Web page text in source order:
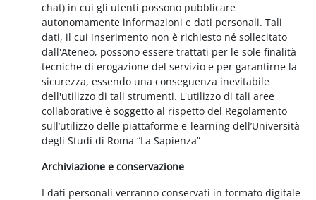
chat) in cui gli utenti possono pubblicare
autonomamente informazioni e dati personali. Tali
dati, il cui inserimento non è richiesto né sollecitato
dall'Ateneo, possono essere trattati per le sole finalità
tecniche di erogazione del servizio e per garantirne la
sicurezza, essendo una conseguenza inevitabile
dell'utilizzo di tali strumenti. L'utilizzo di tali aree
collaborative è soggetto al rispetto del Regolamento
sull’utilizzo delle piattaforme e-learning dell’Università
degli Studi di Roma “La Sapienza”
Archiviazione e conservazione
I dati personali verranno conservati in formato digitale